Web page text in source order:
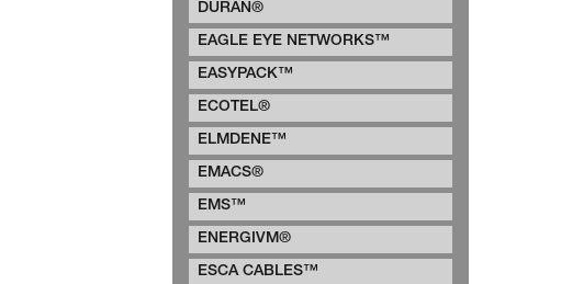
DURÁN®
EAGLE EYE NETWORKS™
EASYPACK™
ECOTEL®
ELMDENE™
EMACS®
EMS™
ENERGIVM®
ESCA CABLES™